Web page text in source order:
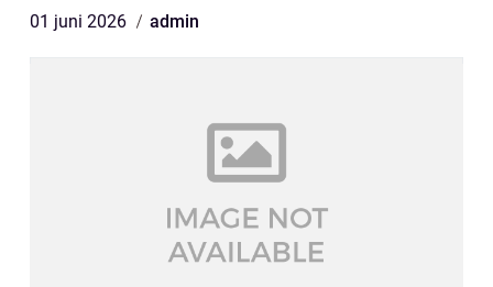
01 juni 2026 admin